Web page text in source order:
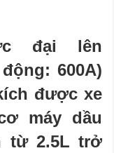
đại lên
600A)
được xe
máy dầu
từ 2.5L trở